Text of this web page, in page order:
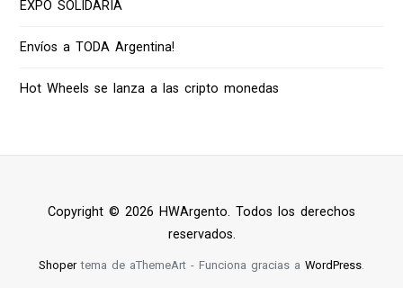
EXPO SOLIDARIA
Envíos a TODA Argentina!
Hot Wheels se lanza a las cripto monedas
Copyright © 2026 HWArgento. Todos los derechos
reservados.
Shopertema de aThemeArt - Funciona gracias a WordPress